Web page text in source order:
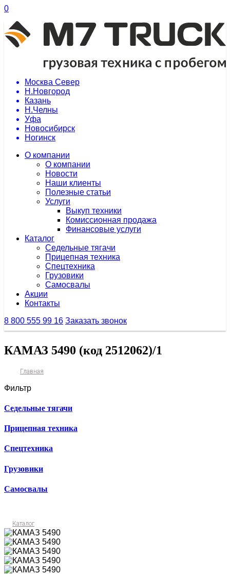
0
Москва Север
Н.Новгород
Казань
Н.Челны
Уфа
Новосибирск
Ногинск
О компании
О компании
Новости
Наши клиенты
Полезные статьи
Услуги
Выкуп техники
Комиссионная продажа
Финансовые услуги
Каталог
Седельные тягачи
Прицепная техника
Спецтехника
Грузовики
Самосвалы
Акции
Контакты
8 800 555 99 16 Заказать звонок
КАМАЗ 5490 (код 2512062)/1
Главная
Фильтр
Седельные тягачи
Прицепная техника
Спецтехника
Грузовики
Самосвалы
Каталог